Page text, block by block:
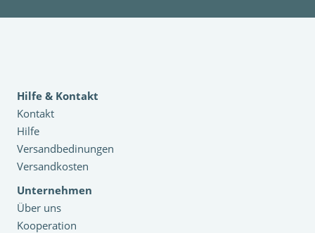
Hilfe & Kontakt
Kontakt
Hilfe
Versandbedinungen
Versandkosten
Unternehmen
Über uns
Kooperation